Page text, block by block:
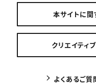
本サイトに
クリエイティ
よくあるご質